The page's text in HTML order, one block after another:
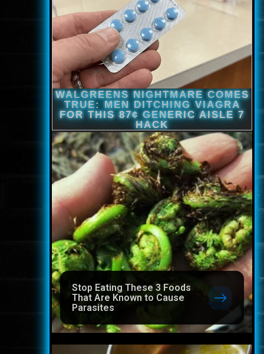
Stop Eating These 3 Foods
That Are Known to Cause
Parasites